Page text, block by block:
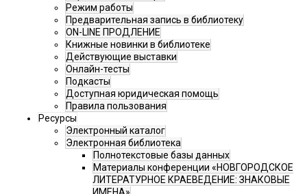
Режим работы
Предварительная запись в библиотеку
ON-LINE ПРОДЛЕНИЕ
Книжные новинки в библиотеке
Действующие выставки
Онлайн-тесты
Подкасты
Доступная юридическая помощь
Правила пользования
Ресурсы
Электронный каталог
Электронная библиотека
Полнотекстовые базы данных
Материалы конференции «НОВГОРОДСКОЕ
ЛИТЕРАТУРНОЕ КРАЕВЕДЕНИЕ: ЗНАКОВЫЕ